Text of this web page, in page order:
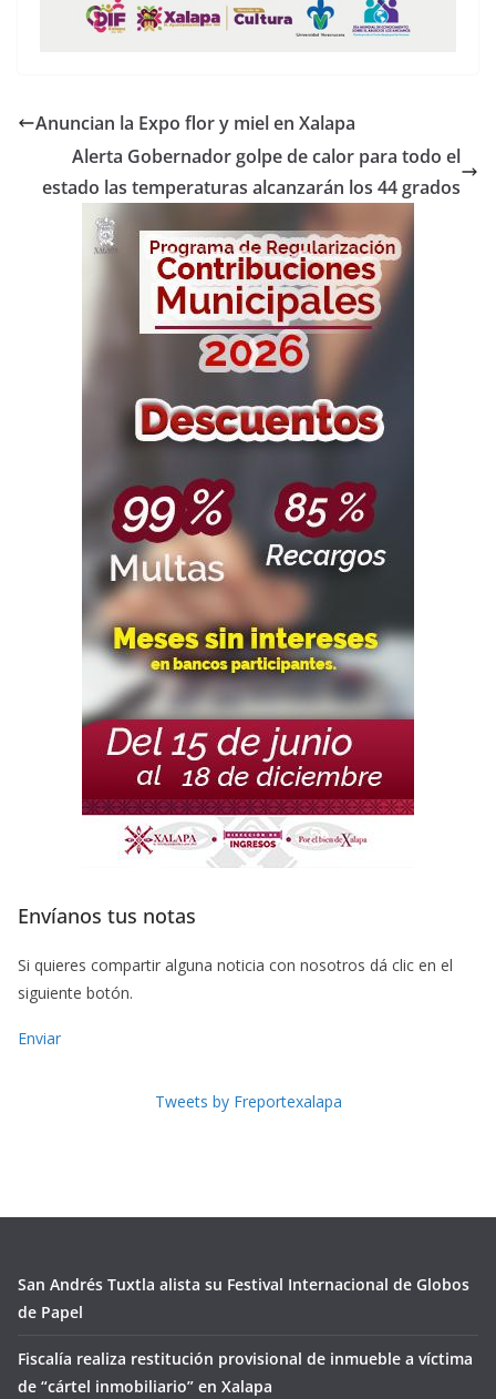
Anuncian la Expo flor y miel en Xalapa
Alerta Gobernador golpe de calor para todo el
estado las temperaturas alcanzarán los 44 grados
Envíanos tus notas
Si quieres compartir alguna noticia con nosotros dá clic en el
siguiente botón.
Enviar
Tweets by Freportexalapa
San Andrés Tuxtla alista su Festival Internacional de Globos
de Papel
Fiscalía realiza restitución provisional de inmueble a víctima
de “cártel inmobiliario” en Xalapa